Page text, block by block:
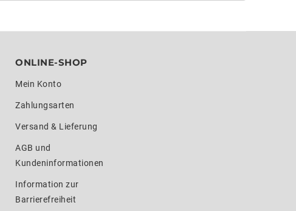
ONLINE-SHOP
Mein Konto
Zahlungsarten
Versand & Lieferung
AGB und
Kundeninformationen
Information zur
Barrierefreiheit